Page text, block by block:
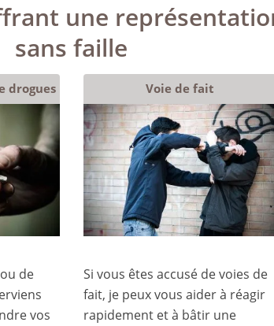
une
sans faille
drogues
de
vos
Voie de fait
Si vous êtes accusé de voies de
fait, je peux vous aider à réagir
rapidement et à bâtir une